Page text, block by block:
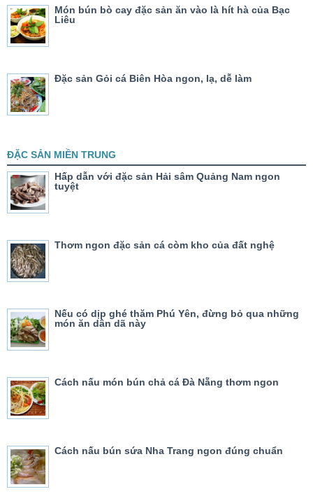
Món bún bò cay đặc sản ăn vào là hít hà của Bạc
Liêu
Đặc sản Gỏi cá Biên Hòa ngon, lạ, dễ làm
ĐẶC SẢN MIỀN TRUNG
Hấp dẫn với đặc sản Hải sâm Quảng Nam ngon
tuyệt
Thơm ngon đặc sản cá còm kho của đất nghệ
Nếu có dịp ghé thăm Phú Yên, đừng bỏ qua những
món ăn dân dã này
Cách nấu món bún chả cá Đà Nẵng thơm ngon
Cách nấu bún sứa Nha Trang ngon đúng chuẩn